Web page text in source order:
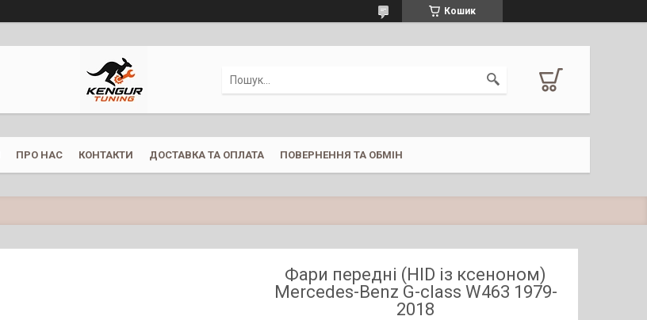
Кошик
ПРО НАС КОНТАКТИ ДОСТАВКА ТА ОПЛАТА ПОВЕРНЕННЯ ТА ОБМІН
Фари передні (HID із ксеноном)
Mercedes-Benz G-class W463 1979-
2018